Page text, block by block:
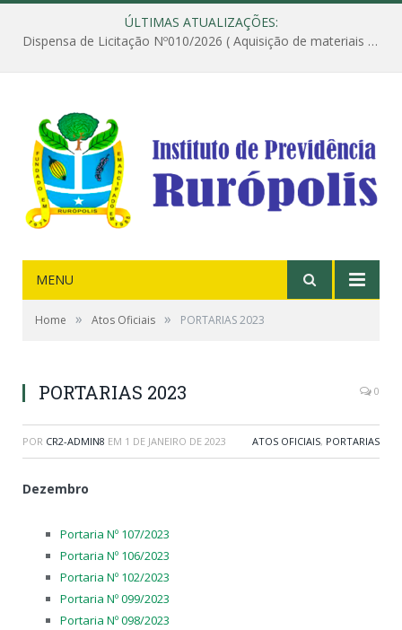
ÚLTIMAS ATUALIZAÇÕES:
Dispensa de Licitação Nº010/2026 ( Aquisição de materiais de construção destinados à execução dos serviços de instalação de janela, com a correspondente recomposição da parede, e construção de calçada nas dependências do Instituto de Previdência do Município de Rurópolis )
MENU
Home » Atos Oficiais » PORTARIAS 2023
PORTARIAS 2023 0
POR CR2-ADMIN8 EM 1 DE JANEIRO DE 2023 ATOS OFICIAIS, PORTARIAS
Dezembro
Portaria Nº 107/2023
Portaria Nº 106/2023
Portaria Nº 102/2023
Portaria Nº 099/2023
Portaria Nº 098/2023